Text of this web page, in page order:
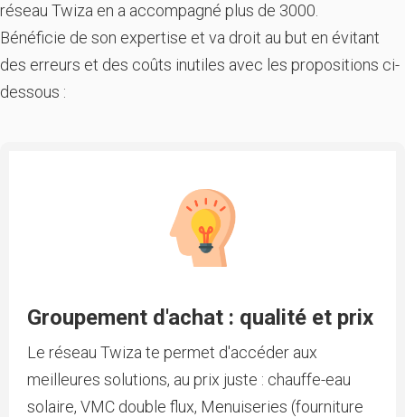
réseau Twiza en a accompagné plus de 3000.
Bénéficie de son expertise et va droit au but en évitant
des erreurs et des coûts inutiles avec les propositions ci-
dessous :
Groupement d'achat : qualité et prix
Le réseau Twiza te permet d'accéder aux
meilleures solutions, au prix juste : chauffe-eau
solaire, VMC double flux, Menuiseries (fourniture